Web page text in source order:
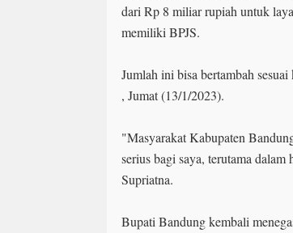
dari Rp 8 miliar rupiah untuk
memiliki BPJS.
Jumlah ini bisa bertambah
, Jumat (13/1/2023).
"Masyarakat Kabupaten
serius bagi saya, terutama
Supriatna.
Bupati Bandung kembali